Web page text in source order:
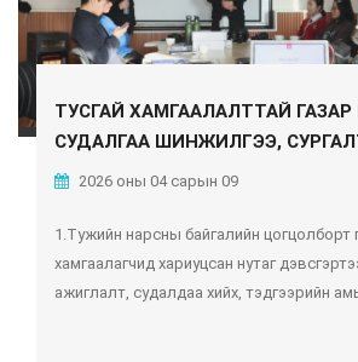
ТУСГАЙ ХАМГААЛАЛТТАЙ
СУДАЛГАА ШИНЖИЛГЭЭ,
2026 оны 04 сарын 09
1.Тужийн нарсны байгалийн цогцолборт
хамгаалагчид хариуцсан нутаг
ажиглалт, судалдаа хийх, тэдгээрийн